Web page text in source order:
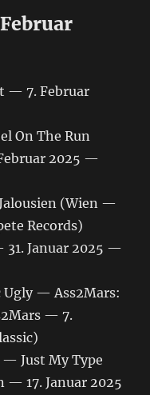
— 7. Februar
On The Run
2025 —
(Wien —
Records)
Januar 2025 —
Ugly — Ass2Mars:
— 7.
— Just My Type
— 17. Januar 2025